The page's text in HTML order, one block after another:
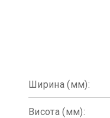
Ширина (мм):
Висота (мм):